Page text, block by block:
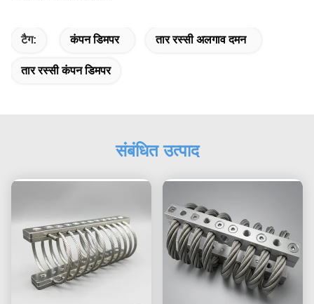
टैग: कंपन डिमपर तार रस्सी अलगाव दमन
तार रस्सी कंपन डिमपर
संबंधित उत्पाद